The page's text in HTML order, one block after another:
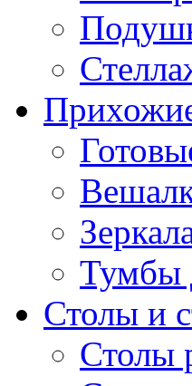
Тумбы
Столы и
Столы